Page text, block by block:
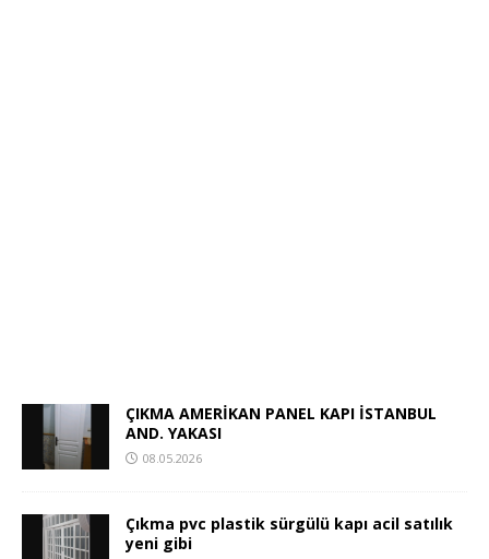
ÇIKMA AMERİKAN PANEL KAPI İSTANBUL
AND. YAKASI
08.05.2026
Çıkma pvc plastik sürgülü kapı acil satılık
yeni gibi